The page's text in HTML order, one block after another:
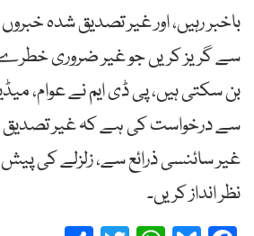
باخبر رہیں، اور غیر تصدیق شدہ خبروں
سے گریز کریں جو غیر ضروری
بن سکتی ہیں، پی ڈی ایم نے عوام،
سے درخواست کی ہے کہ غیر تصدیق
غیر سائنسی ذرائع سے، زلزلے کی
نظر انداز کریں۔